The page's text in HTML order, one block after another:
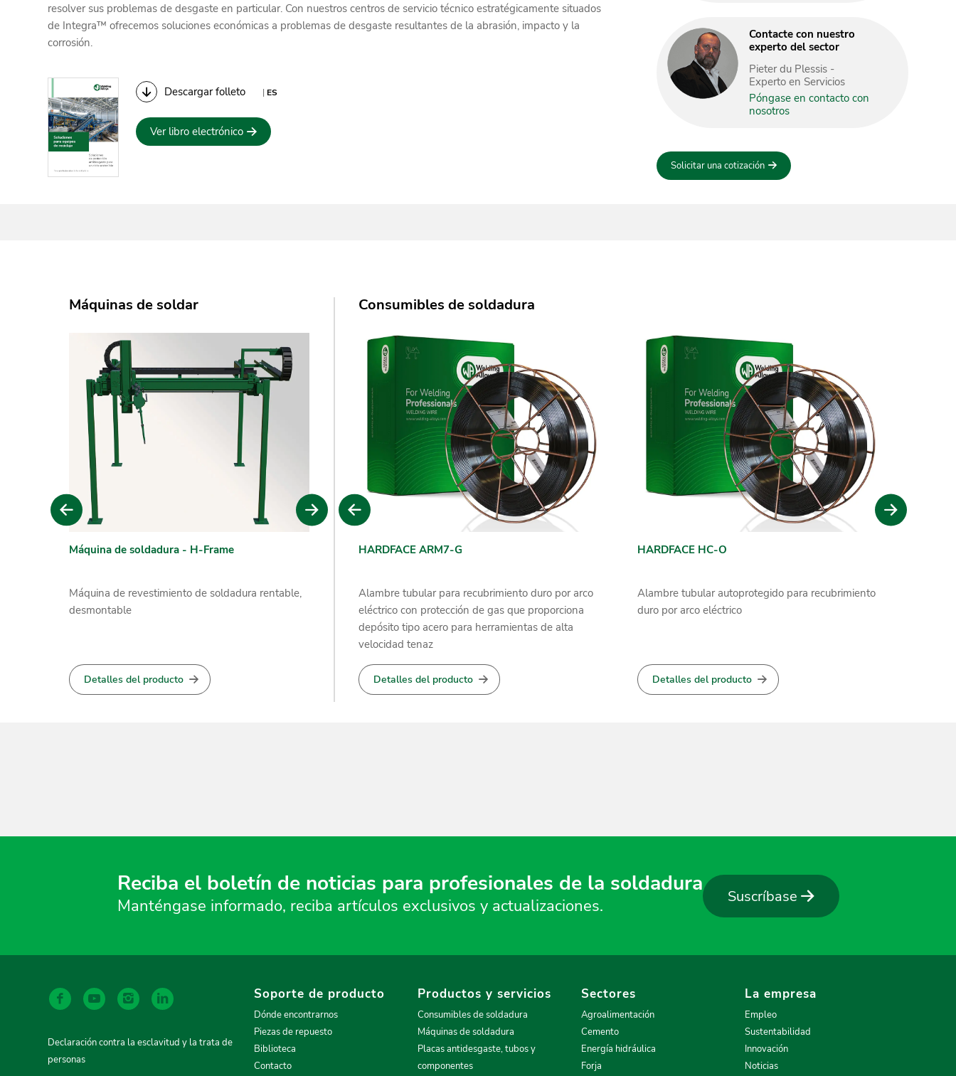
resolver sus problemas de desgaste en particular. Con nuestros centros de servicio técnico estratégicamente situados
de Integra™ ofrecemos soluciones económicas a problemas de desgaste resultantes de la abrasión, impacto y la
corrosión.
Descargar folleto | ES
Ver libro electrónico
Contacte con nuestro
experto del sector
Pieter du Plessis -
Experto en Servicios
Póngase en contacto con
nosotros
Solicitar una cotización
Máquinas de soldar
Máquina de soldadura - H-Frame
Máquina de revestimiento de soldadura rentable,
desmontable
Detalles del producto
Máquina de soldadura - Workshop Maintenance
Máquina portátil automatizada para el
mantenimiento en talleres o en las instalaciones
del cliente.
Detalles del producto
Consumibles de soldadura
HARDFACE AR-G
Alambre tubular con fundente en el núcleo para
recubrimiento duro por arco eléctrico con protección
Detalles del producto
HARDFACE ARM7-G
Alambre tubular para recubrimiento duro por arco
eléctrico con protección de gas que proporciona
depósito tipo acero para herramientas de alta
velocidad tenaz
Detalles del producto
HARDFACE HC-O
Alambre tubular autoprotegido para recubrimiento
duro por arco eléctrico
Detalles del producto
Reciba el boletín de noticias para profesionales de la soldadura
Manténgase informado, reciba artículos exclusivos y actualizaciones. Suscríbase
Declaración contra la esclavitud y la trata de
personas
Soporte de producto
Dónde encontrarnos
Piezas de repuesto
Biblioteca
Contacto
Productos y servicios
Consumibles de soldadura
Máquinas de soldadura
Placas antidesgaste, tubos y
componentes
Sectores
Agroalimentación
Cemento
Energía hidráulica
Forja
La empresa
Empleo
Sustentabilidad
Innovación
Noticias